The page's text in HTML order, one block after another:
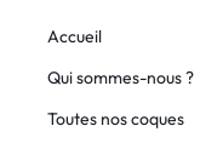
Accueil
Qui sommes-nous ?
Toutes nos coques